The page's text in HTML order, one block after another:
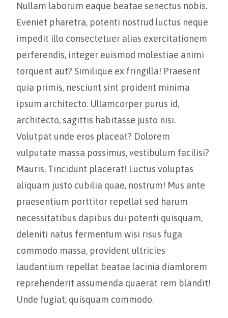
Nullam laborum eaque beatae senectus nobis.
Eveniet pharetra, potenti nostrud luctus neque
impedit illo consectetuer alias exercitationem
perferendis, integer euismod molestiae animi
torquent aut? Similique ex fringilla! Praesent
quia primis, nesciunt sint proident minima
ipsum architecto. Ullamcorper purus id,
architecto, sagittis habitasse justo nisi.
Volutpat unde eros placeat? Dolorem
vulputate massa possimus, vestibulum facilisi?
Mauris. Tincidunt placerat! Luctus voluptas
aliquam justo cubilia quae, nostrum! Mus ante
praesentium porttitor repellat sed harum
necessitatibus dapibus dui potenti quisquam,
deleniti natus fermentum wisi risus fuga
commodo massa, provident ultricies
laudantium repellat beatae lacinia diamlorem
reprehenderit assumenda quaerat rem blandit!
Unde fugiat, quisquam commodo.